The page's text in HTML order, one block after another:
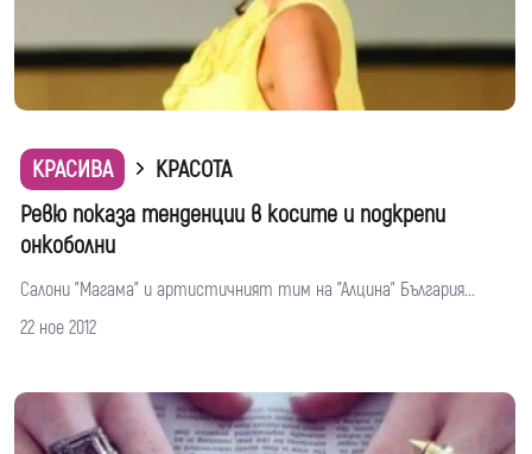
КРАСИВА
КРАСОТА
Ревю показa тенденции в косите и подкрепи
онкоболни
Салони "Магама" и артистичният тим на "Алцина" България...
22 ное 2012